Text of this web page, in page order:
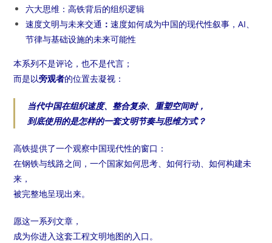
六大思维：高铁背后的组织逻辑
速度文明与未来交通 ：速度如何成为中国的现代性叙事，AI、
节律与基础设施的未来可能性
本系列不是评论，也不是代言；
而是以旁观者的位置去凝视：
当代中国在组织速度、整合复杂、重塑空间时，
到底使用的是怎样的一套文明节奏与思维方式？
高铁提供了一个观察中国现代性的窗口：
在钢铁与线路之间，一个国家如何思考、如何行动、如何构建未
来，
被完整地呈现出来。
愿这一系列文章，
成为你进入这套工程文明地图的入口。